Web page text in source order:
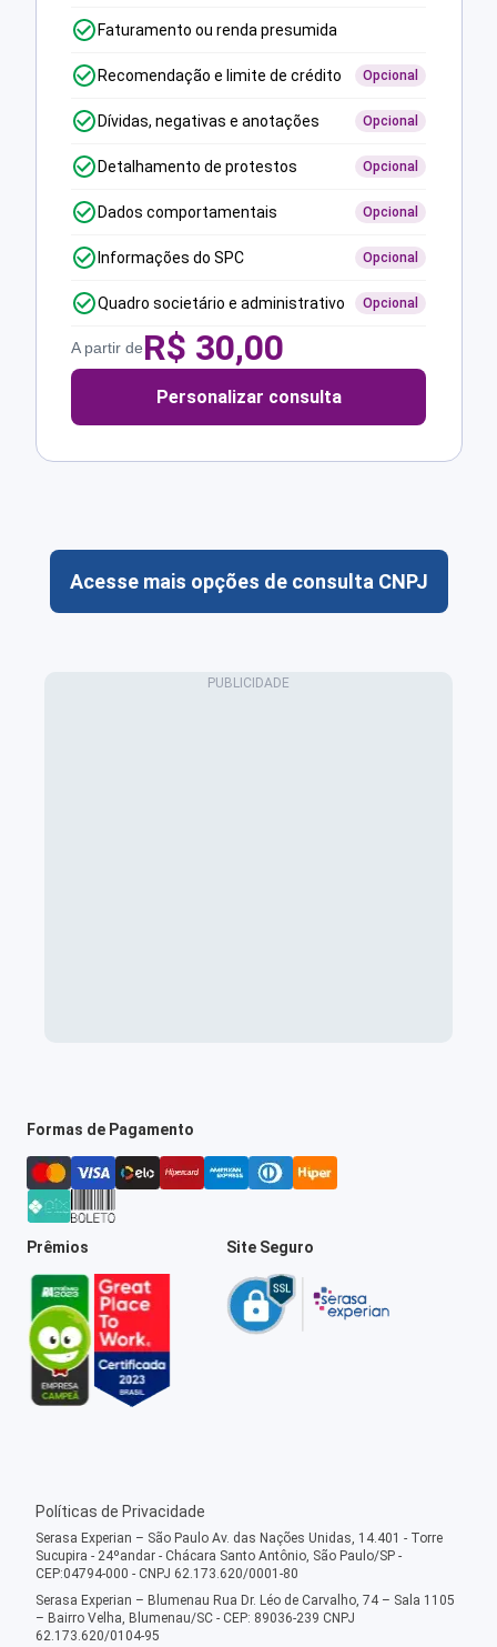
Faturamento ou renda presumida
Recomendação e limite de crédito Opcional
Dívidas, negativas e anotações Opcional
Detalhamento de protestos Opcional
Dados comportamentais Opcional
Informações do SPC Opcional
Quadro societário e administrativo Opcional
A partir deR$ 30,00
Personalizar consulta
Acesse mais opções de consulta CNPJ
Formas de Pagamento
Prêmios Site Seguro
Políticas de Privacidade
Serasa Experian – São Paulo Av. das Nações Unidas, 14.401 - Torre
Sucupira - 24ºandar - Chácara Santo Antônio, São Paulo/SP -
CEP:04794-000 - CNPJ 62.173.620/0001-80
Serasa Experian – Blumenau Rua Dr. Léo de Carvalho, 74 – Sala 1105
– Bairro Velha, Blumenau/SC - CEP: 89036-239 CNPJ
62.173.620/0104-95